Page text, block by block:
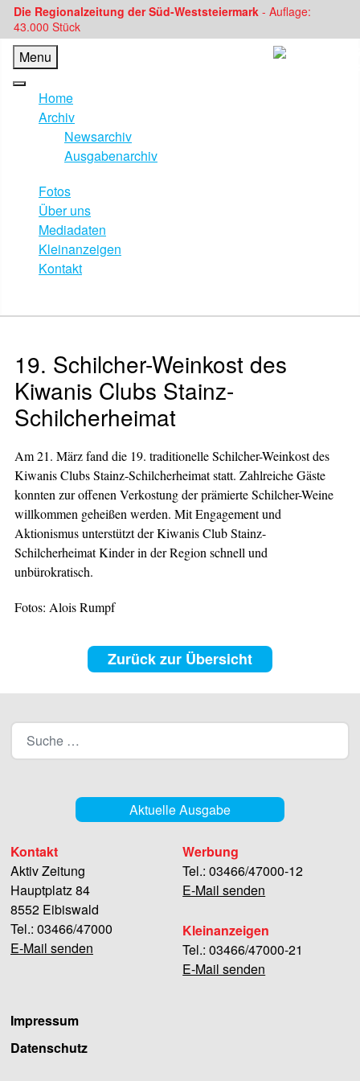
Die Regionalzeitung der Süd-Weststeiermark - Auflage:
43.000 Stück
Menu
Home
Archiv
Newsarchiv
Ausgabenarchiv
Fotos
Über uns
Mediadaten
Kleinanzeigen
Kontakt
19. Schilcher-Weinkost des
Kiwanis Clubs Stainz-
Schilcherheimat
Am 21. März fand die 19. traditionelle Schilcher-Weinkost des
Kiwanis Clubs Stainz-Schilcherheimat statt. Zahlreiche Gäste
konnten zur offenen Verkostung der prämierte Schilcher-Weine
willkommen geheißen werden. Mit Engagement und
Aktionismus unterstützt der Kiwanis Club Stainz-
Schilcherheimat Kinder in der Region schnell und
unbürokratisch.
Fotos: Alois Rumpf
Zurück zur Übersicht
Aktuelle Ausgabe
Kontakt
Aktiv Zeitung
Hauptplatz 84
8552 Eibiswald
Tel.: 03466/47000
E-Mail senden
Werbung
Tel.: 03466/47000-12
E-Mail senden
Kleinanzeigen
Tel.: 03466/47000-21
E-Mail senden
Impressum
Datenschutz